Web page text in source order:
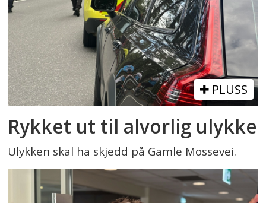
PLUSS
Rykket ut til alvorlig ulykke
Ulykken skal ha skjedd på Gamle Mossevei.